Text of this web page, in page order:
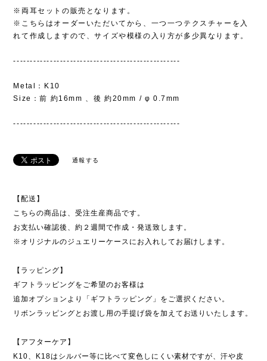
※両耳セットの販売となります。
※こちらはオーダーいただいてから、一つ一つテクスチャーを入
れて作成しますので、サイズや模様の入り方が多少異なります。
--------------------------------------------------
Metal：K10
Size：前 約16mm 、後 約20mm / φ 0.7mm
--------------------------------------------------
通報する
【配送】
こちらの商品は、受注生産商品です。
お支払い確認後、約２週間で作成・発送致します。
※オリジナルのジュエリーケースにお入れしてお届けします。
【ラッピング】
ギフトラッピングをご希望のお客様は
追加オプションより「ギフトラッピング」をご選択ください。
リボンラッピングとお渡し用の手提げ袋を加えてお送りいたします。
【アフターケア】
K10、K18はシルバー等に比べて変色しにくい素材ですが、汗や皮